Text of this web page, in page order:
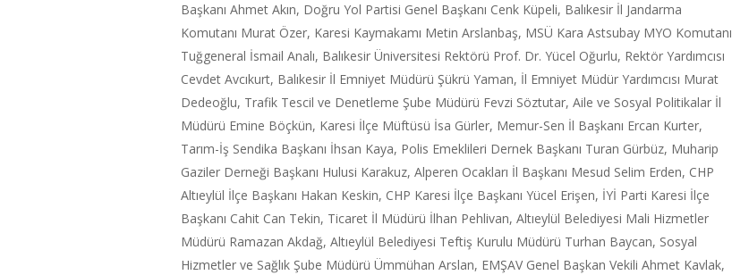
Başkanı Ahmet Akın, Doğru Yol Partisi Genel Başkanı Cenk Küpeli, Balıkesir İl Jandarma
Komutanı Murat Özer, Karesi Kaymakamı Metin Arslanbaş, MSÜ Kara Astsubay MYO Komutanı
Tuğgeneral İsmail Analı, Balıkesir Üniversitesi Rektörü Prof. Dr. Yücel Oğurlu, Rektör Yardımcısı
Cevdet Avcıkurt, Balıkesir İl Emniyet Müdürü Şükrü Yaman, İl Emniyet Müdür Yardımcısı Murat
Dedeoğlu, Trafik Tescil ve Denetleme Şube Müdürü Fevzi Söztutar, Aile ve Sosyal Politikalar İl
Müdürü Emine Böçkün, Karesi İlçe Müftüsü İsa Gürler, Memur-Sen İl Başkanı Ercan Kurter,
Tarım-İş Sendika Başkanı İhsan Kaya, Polis Emeklileri Dernek Başkanı Turan Gürbüz, Muharip
Gaziler Derneği Başkanı Hulusi Karakuz, Alperen Ocakları İl Başkanı Mesud Selim Erden, CHP
Altıeylül İlçe Başkanı Hakan Keskin, CHP Karesi İlçe Başkanı Yücel Erişen, İYİ Parti Karesi İlçe
Başkanı Cahit Can Tekin, Ticaret İl Müdürü İlhan Pehlivan, Altıeylül Belediyesi Mali Hizmetler
Müdürü Ramazan Akdağ, Altıeylül Belediyesi Teftiş Kurulu Müdürü Turhan Baycan, Sosyal
Hizmetler ve Sağlık Şube Müdürü Ümmühan Arslan, EMŞAV Genel Baş­kan Vekili Ahmet Kavlak,